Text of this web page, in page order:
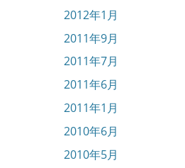
2012年1月
2011年9月
2011年7月
2011年6月
2011年1月
2010年6月
2010年5月